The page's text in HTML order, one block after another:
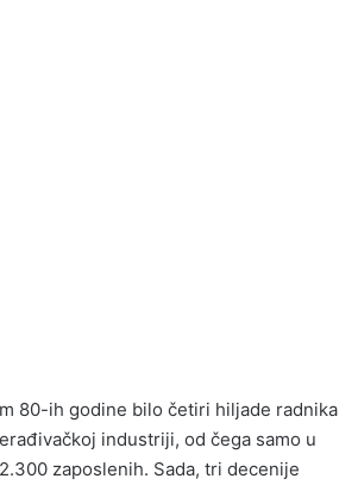
80-ih godine bilo četiri hiljade radnika
industriji, od čega samo u
zaposlenih. Sada, tri decenije